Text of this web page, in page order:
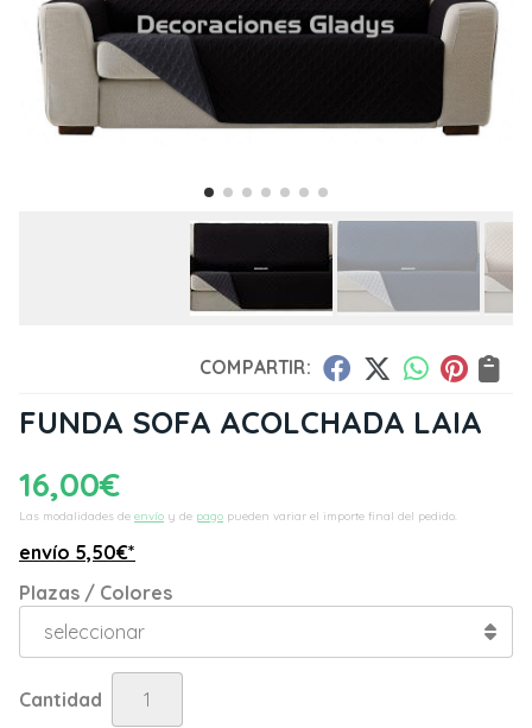
COMPARTIR:
FUNDA SOFA ACOLCHADA LAIA
16,00€
Las modalidades de envío y de pago pueden variar el importe final del pedido.
envío 5,50€*
Plazas / Colores
Cantidad